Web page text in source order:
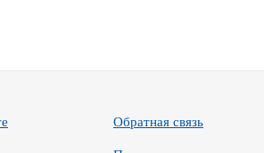
Обратная связь